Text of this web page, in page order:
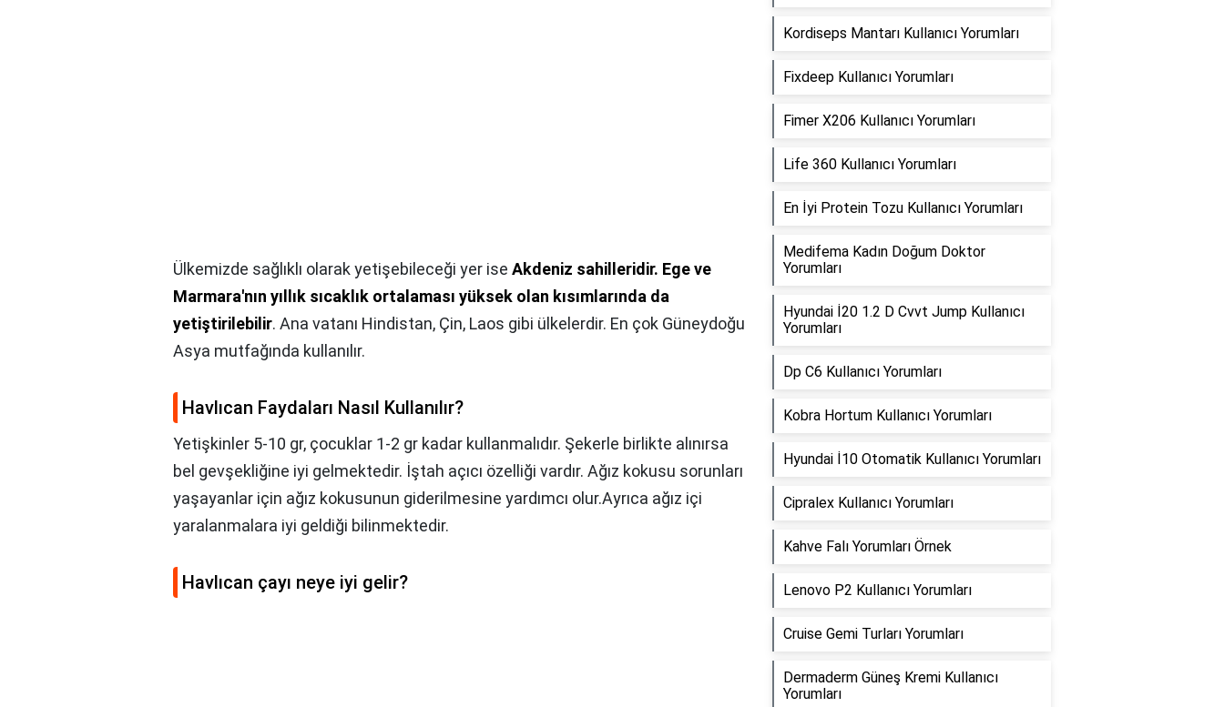
Ülkemizde sağlıklı olarak yetişebileceği yer ise Akdeniz sahilleridir. Ege ve
Marmara'nın yıllık sıcaklık ortalaması yüksek olan kısımlarında da
yetiştirilebilir. Ana vatanı Hindistan, Çin, Laos gibi ülkelerdir. En çok Güneydoğu
Asya mutfağında kullanılır.
Havlıcan Faydaları Nasıl Kullanılır?
Yetişkinler 5-10 gr, çocuklar 1-2 gr kadar kullanmalıdır. Şekerle birlikte alınırsa
bel gevşekliğine iyi gelmektedir. İştah açıcı özelliği vardır. Ağız kokusu sorunları
yaşayanlar için ağız kokusunun giderilmesine yardımcı olur.Ayrıca ağız içi
yaralanmalara iyi geldiği bilinmektedir.
Havlıcan çayı neye iyi gelir?
Kordiseps Mantarı Kullanıcı Yorumları
Fixdeep Kullanıcı Yorumları
Fimer X206 Kullanıcı Yorumları
Life 360 Kullanıcı Yorumları
En İyi Protein Tozu Kullanıcı Yorumları
Medifema Kadın Doğum Doktor
Yorumları
Hyundai İ20 1.2 D Cvvt Jump Kullanıcı
Yorumları
Dp C6 Kullanıcı Yorumları
Kobra Hortum Kullanıcı Yorumları
Hyundai İ10 Otomatik Kullanıcı Yorumları
Cipralex Kullanıcı Yorumları
Kahve Falı Yorumları Örnek
Lenovo P2 Kullanıcı Yorumları
Cruise Gemi Turları Yorumları
Dermaderm Güneş Kremi Kullanıcı
Yorumları